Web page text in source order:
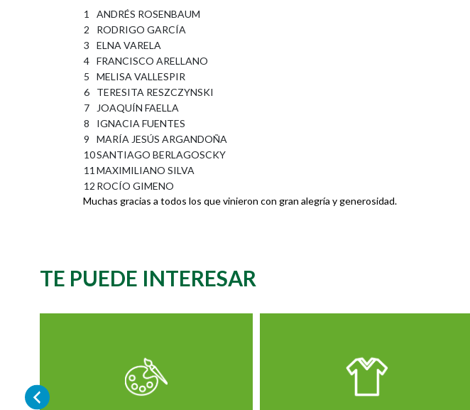
1
ANDRÉS ROSENBAUM
2
RODRIGO GARCÍA
3
ELNA VARELA
4 FRANCISCO ARELLANO
5
MELISA VALLESPIR
6
TERESITA RESZCZYNSKI
7
JOAQUÍN FAELLA
8
IGNACIA FUENTES
9
MARÍA JESÚS ARGANDOÑA
10SANTIAGO BERLAGOSCKY
11 MAXIMILIANO SILVA
12 ROCÍO GIMENO
Muchas gracias a todos los que vinieron con gran alegría y generosidad.
TE PUEDE INTERESAR